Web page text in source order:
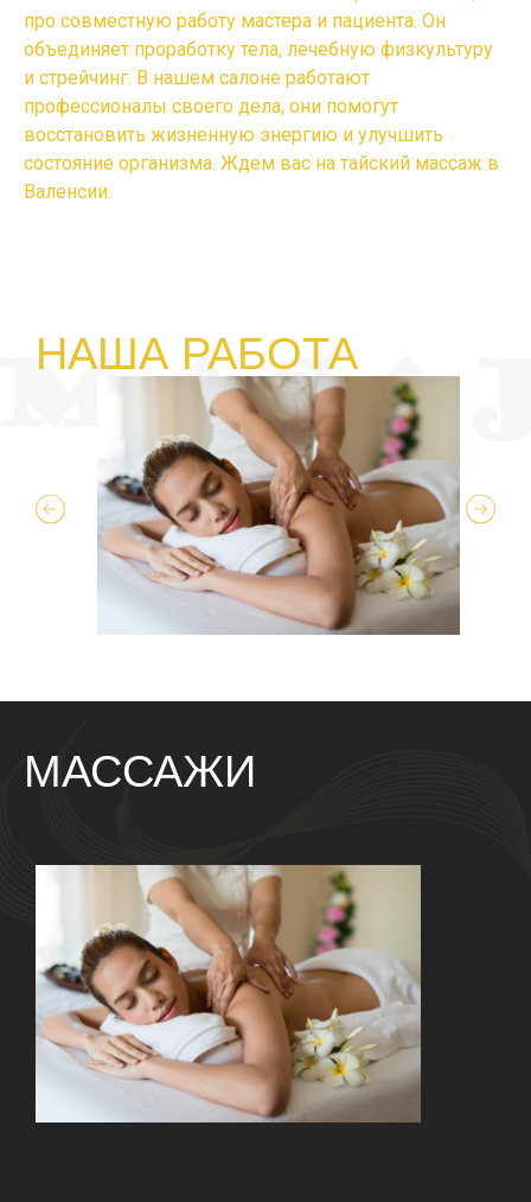
про совместную работу мастера и пациента. Он
объединяет проработку тела, лечебную физкультуру
и стрейчинг. В нашем салоне работают
профессионалы своего дела, они помогут
восстановить жизненную энергию и улучшить
состояние организма. Ждем вас на тайский массаж в
Валенсии.
НАША РАБОТА
МАССАЖИ